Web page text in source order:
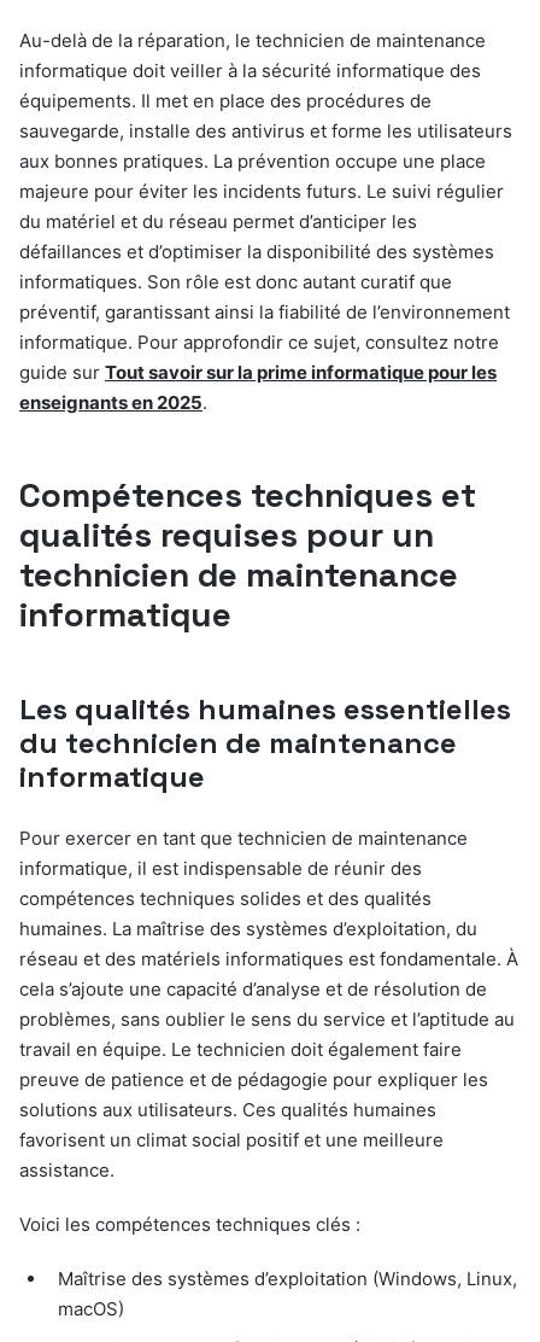
Au-delà de la réparation, le technicien de maintenance
informatique doit veiller à la sécurité informatique des
équipements. Il met en place des procédures de
sauvegarde, installe des antivirus et forme les utilisateurs
aux bonnes pratiques. La prévention occupe une place
majeure pour éviter les incidents futurs. Le suivi régulier
du matériel et du réseau permet d’anticiper les
défaillances et d’optimiser la disponibilité des systèmes
informatiques. Son rôle est donc autant curatif que
préventif, garantissant ainsi la fiabilité de l’environnement
informatique. Pour approfondir ce sujet, consultez notre
guide sur Tout savoir sur la prime informatique pour les
enseignants en 2025.
Compétences techniques et
qualités requises pour un
technicien de maintenance
informatique
Les qualités humaines essentielles
du technicien de maintenance
informatique
Pour exercer en tant que technicien de maintenance
informatique, il est indispensable de réunir des
compétences techniques solides et des qualités
humaines. La maîtrise des systèmes d’exploitation, du
réseau et des matériels informatiques est fondamentale. À
cela s’ajoute une capacité d’analyse et de résolution de
problèmes, sans oublier le sens du service et l’aptitude au
travail en équipe. Le technicien doit également faire
preuve de patience et de pédagogie pour expliquer les
solutions aux utilisateurs. Ces qualités humaines
favorisent un climat social positif et une meilleure
assistance.
Voici les compétences techniques clés :
Maîtrise des systèmes d’exploitation (Windows, Linux,
macOS)